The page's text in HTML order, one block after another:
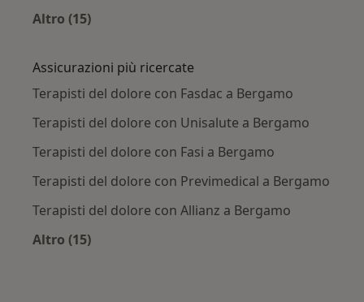
Altro (15)
Assicurazioni più ricercate
Terapisti del dolore con Fasdac a Bergamo
Terapisti del dolore con Unisalute a Bergamo
Terapisti del dolore con Fasi a Bergamo
Terapisti del dolore con Previmedical a Bergamo
Terapisti del dolore con Allianz a Bergamo
Altro (15)